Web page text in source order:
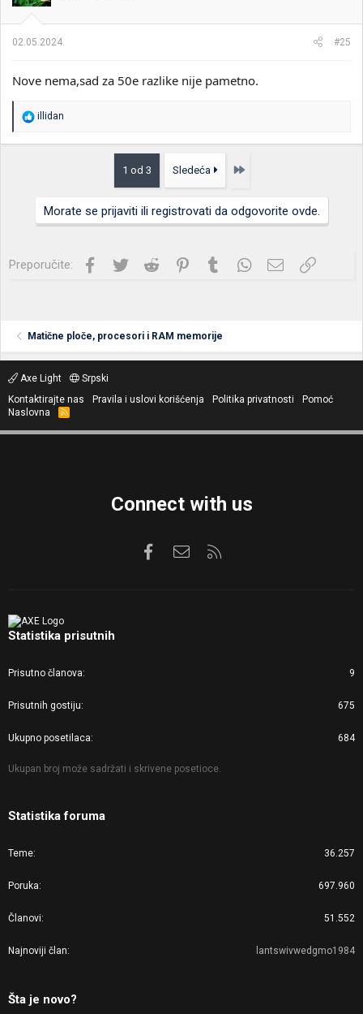
02.05.2024. #25
Nove nema,sad za 50e razlike nije pametno.
R
a
illidan
1 od 3 Sledeća Poslednja
Morate se prijaviti ili registrovati da odgovorite ovde.
Preporučite: Facebook
Twitter Reddit PinterestTumblrWhatsApp
Imejl Link
Matične ploče, procesori i RAM memorije
Axe Light
Srpski
Kontaktirajte nas
Pravila i uslovi korišćenja Politika privatnosti
Pomoć
Naslovna
R
S
Connect with us
FacebookKontaktirajte nas
Statistika prisutnih
Prisutno članova 9
Prisutnih gostiju 675
Ukupno posetilaca 684
Ukupan broj može sadržati i skrivene posetioce.
Statistika foruma
Teme 36.257
Poruka 697.960
Članovi 51.552
Najnoviji član lantswivwedgmo1984
Šta je novo?